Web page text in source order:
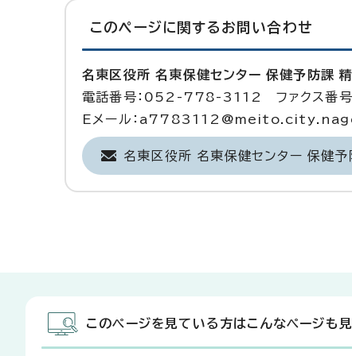
このページに関する お問い合わせ
名東区役所 名東保健センター 保健予防課 精
電話番号：052-778-3112 ファクス番
Eメール：
名東区役所 名東保健センター 保健
このページを見ている方はこんなページも